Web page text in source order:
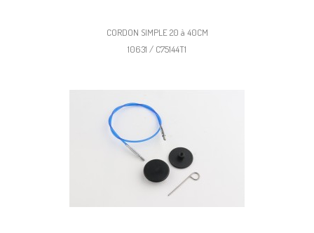
CORDON SIMPLE 20 à 40CM
10631 / C75144T1